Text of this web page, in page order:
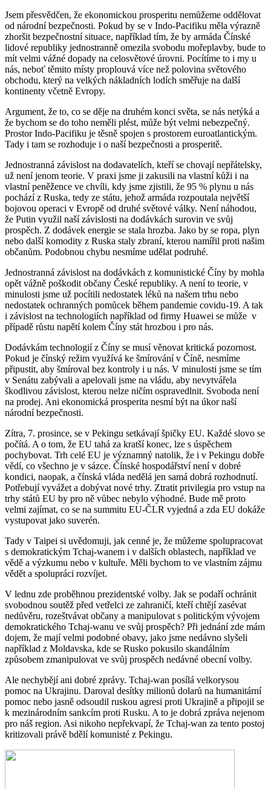
Jsem přesvědčen, že ekonomickou prosperitu nemůžeme oddělovat
od národní bezpečnosti. Pokud by se v Indo-Pacifiku měla výrazně
zhoršit bezpečnostní situace, například tím, že by armáda Čínské
lidové republiky jednostranně omezila svobodu mořeplavby, bude to
mít velmi vážné dopady na celosvětové úrovni. Pocítíme to i my u
nás, neboť těmito místy proplouvá více než polovina světového
obchodu, který na velkých nákladních lodích směřuje na další
kontinenty včetně Evropy.
Argument, že to, co se děje na druhém konci světa, se nás netýká a
že bychom se do toho neměli plést, může být velmi nebezpečný.
Prostor Indo-Pacifiku je těsně spojen s prostorem euroatlantickým.
Tady i tam se rozhoduje i o naší bezpečnosti a prosperitě.
Jednostranná závislost na dodavatelích, kteří se chovají nepřátelsky,
už není jenom teorie. V praxi jsme ji zakusili na vlastní kůži i na
vlastní peněžence ve chvíli, kdy jsme zjistili, že 95 % plynu u nás
pochází z Ruska, tedy ze státu, jehož armáda rozpoutala největší
bojovou operaci v Evropě od druhé světové války. Není náhodou,
že Putin využil naší závislosti na dodávkách surovin ve svůj
prospěch. Z dodávek energie se stala hrozba. Jako by se ropa, plyn
nebo další komodity z Ruska staly zbraní, kterou namířil proti našim
občanům. Podobnou chybu nesmíme udělat podruhé.
Jednostranná závislost na dodávkách z komunistické Číny by mohla
opět vážně poškodit občany České republiky. A není to teorie, v
minulosti jsme už pocítili nedostatek léků na našem trhu nebo
nedostatek ochranných pomůcek během pandemie covidu-19. A tak
i závislost na technologiích například od firmy Huawei se může v
případě růstu napětí kolem Číny stát hrozbou i pro nás.
Dodávkám technologií z Číny se musí věnovat kritická pozornost.
Pokud je čínský režim využívá ke šmírování v Číně, nesmíme
připustit, aby šmíroval bez kontroly i u nás. V minulosti jsme se tím
v Senátu zabývali a apelovali jsme na vládu, aby nevytvářela
škodlivou závislost, kterou nelze ničím ospravedlnit. Svoboda není
na prodej. Ani ekonomická prosperita nesmí být na úkor naší
národní bezpečnosti.
Zítra, 7. prosince, se v Pekingu setkávají špičky EU. Každé slovo se
počítá. A o tom, že EU tahá za kratší konec, lze s úspěchem
pochybovat. Trh celé EU je významný natolik, že i v Pekingu dobře
vědí, co všechno je v sázce. Čínské hospodářství není v dobré
kondici, naopak, a čínská vláda nedělá jen samá dobrá rozhodnutí.
Potřebují vyvážet a dobývat nové trhy. Ztratit privilegia pro vstup na
trhy států EU by pro ně vůbec nebylo výhodné. Bude mě proto
velmi zajímat, co se na summitu EU-ČLR vyjedná a zda EU dokáže
vystupovat jako suverén.
Tady v Taipei si uvědomuji, jak cenné je, že můžeme spolupracovat
s demokratickým Tchaj-wanem i v dalších oblastech, například ve
vědě a výzkumu nebo v kultuře. Měli bychom to ve vlastním zájmu
vědět a spolupráci rozvíjet.
V lednu zde proběhnou prezidentské volby. Jak se podaří ochránit
svobodnou soutěž před vetřelci ze zahraničí, kteří chtějí zasévat
nedůvěru, rozeštvávat občany a manipulovat s politickým vývojem
demokratického Tchaj-wanu ve svůj prospěch? Při jednání zde mám
dojem, že mají velmi podobné obavy, jako jsme nedávno slyšeli
například z Moldavska, kde se Rusko pokusilo skandálním
způsobem zmanipulovat ve svůj prospěch nedávné obecní volby.
Ale nechybějí ani dobré zprávy. Tchaj-wan posílá velkorysou
pomoc na Ukrajinu. Daroval desítky milionů dolarů na humanitární
pomoc nebo jasně odsoudil ruskou agresi proti Ukrajině a připojil se
k mezinárodním sankcím proti Rusku. A to je dobrá zpráva nejenom
pro náš region. Asi nikoho nepřekvapí, že Tchaj-wan za tento postoj
kritizovali právě bdělí komunisté z Pekingu.